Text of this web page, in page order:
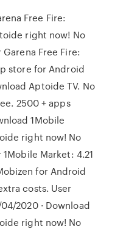
Free Fire:
right now! No
Free Fire:
store for Android
Aptoide TV. No
2500 + apps
1Mobile
right now! No
Market: 4.21
for Android
costs. User
2020 · Download
right now! No